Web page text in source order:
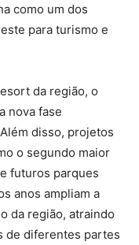
como um dos
para turismo e
da região, o
nova fase
disso, projetos
o segundo maior
futuros parques
anos ampliam a
da região, atraindo
de diferentes partes